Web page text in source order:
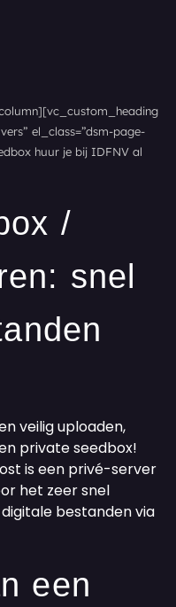
el_class=”dsm-page-
huur je bij IDFNV al
/
snel
veilig uploaden,
private seedbox!
is een privé-server
het zeer snel
bestanden via
een